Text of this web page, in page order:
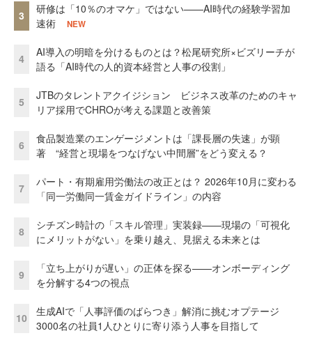
3
研修は「10％のオマケ」ではない——AI時代の経験学習加
速術
NEW
4
AI導入の明暗を分けるものとは？松尾研究所×ビズリーチが
語る「AI時代の人的資本経営と人事の役割」
5
JTBのタレントアクイジション ビジネス改革のためのキャ
リア採用でCHROが考える課題と改善策
6
食品製造業のエンゲージメントは「課長層の失速」が顕
著 “経営と現場をつなげない中間層”をどう変える？
7
パート・有期雇用労働法の改正とは？ 2026年10月に変わる
「同一労働同一賃金ガイドライン」の内容
8
シチズン時計の「スキル管理」実装録——現場の「可視化
にメリットがない」を乗り越え、見据える未来とは
9
「立ち上がりが遅い」の正体を探る——オンボーディング
を分解する4つの視点
10
生成AIで「人事評価のばらつき」解消に挑むオプテージ
3000名の社員1人ひとりに寄り添う人事を目指して